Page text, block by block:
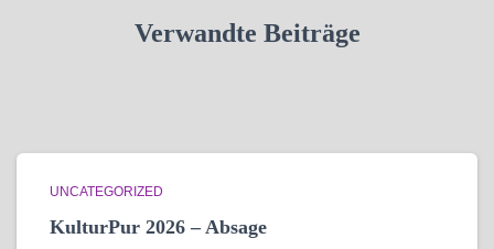
Verwandte Beiträge
UNCATEGORIZED
KulturPur 2026 – Absage